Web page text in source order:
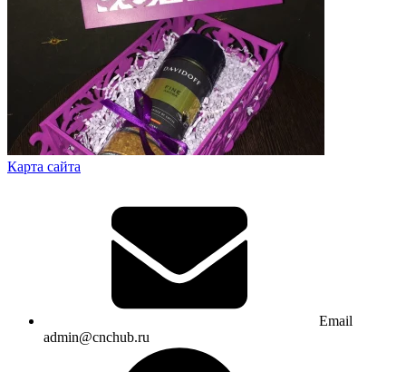
Карта сайта
Email
admin@cnchub.ru